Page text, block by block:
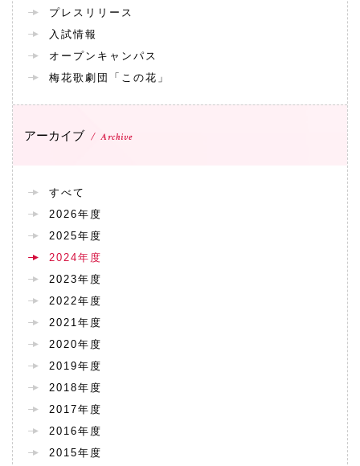
プレスリリース
入試情報
オープンキャンパス
梅花歌劇団「この花」
アーカイブ Archive
すべて
2026年度
2025年度
2024年度
2023年度
2022年度
2021年度
2020年度
2019年度
2018年度
2017年度
2016年度
2015年度